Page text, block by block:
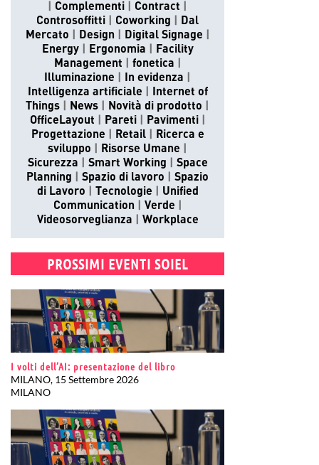
Complementi
Contract
Controsoffitti
Coworking
Dal
Mercato
Design
Digital Signage
Energy
Ergonomia
Facility
Management
fonetica
Illuminazione
In evidenza
Intelligenza artificiale
Internet of
Things
News
Novità di prodotto
OfficeLayout
Pareti
Pavimenti
Progettazione
Retail
Ricerca e
sviluppo
Risorse Umane
Sicurezza
Smart Working
Space
Planning
Spazio di lavoro
Spazio
di Lavoro
Tecnologie
Unified
Communication
Verde
Videosorveglianza
Workplace
PROSSIMI EVENTI SOIEL
I volti dell’AI: presentazione del libro
MILANO, 15 Settembre 2026
MILANO